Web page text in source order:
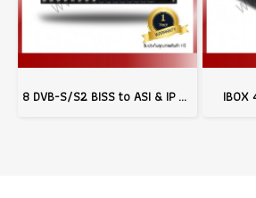
8 DVB-S/S2 BISS to ASI & IP Output IBOX